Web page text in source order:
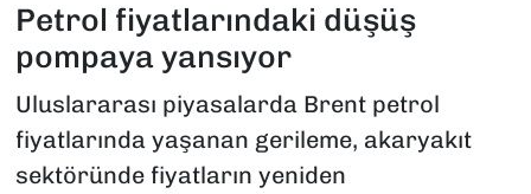
Petrol fiyatlarındaki düşüş
pompaya yansıyor
Uluslararası piyasalarda Brent petrol
fiyatlarında yaşanan gerileme, akaryakıt
sektöründe fiyatların yeniden